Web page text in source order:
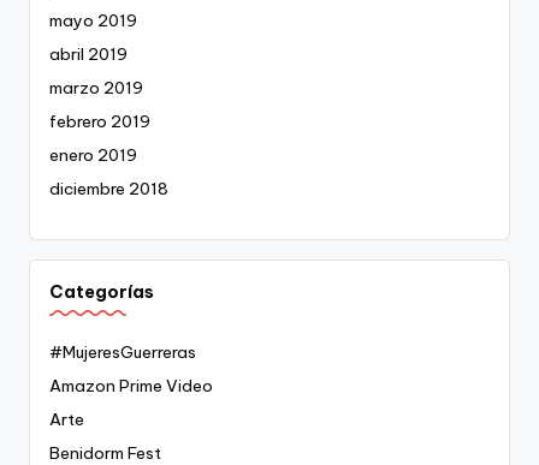
mayo 2019
abril 2019
marzo 2019
febrero 2019
enero 2019
diciembre 2018
Categorías
#MujeresGuerreras
Amazon Prime Video
Arte
Benidorm Fest